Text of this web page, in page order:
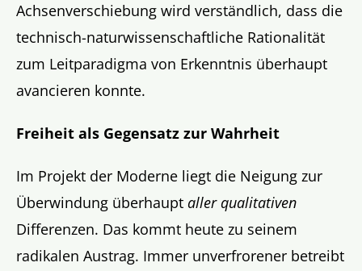
Achsenverschiebung wird verständlich, dass die
technisch-naturwissenschaftliche Rationalität
zum Leitparadigma von Erkenntnis überhaupt
avancieren konnte.
Freiheit als Gegensatz zur Wahrheit
Im Projekt der Moderne liegt die Neigung zur
Überwindung überhaupt aller qualitativen
Differenzen. Das kommt heute zu seinem
radikalen Austrag. Immer unverfrorener betreibt